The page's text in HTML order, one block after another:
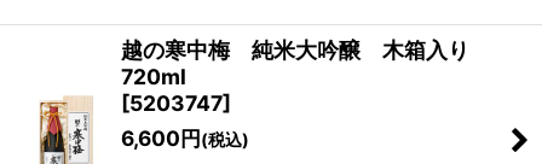
越の寒中梅 純米大吟醸 木箱入り
720ml
[5203747]
6,600円(税込)